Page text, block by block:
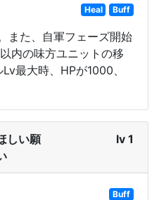
Heal Buff
また、自軍フェーズ開始
内の味方ユニットの移
最大時、HPが1000、
しい願
lv 1
Buff